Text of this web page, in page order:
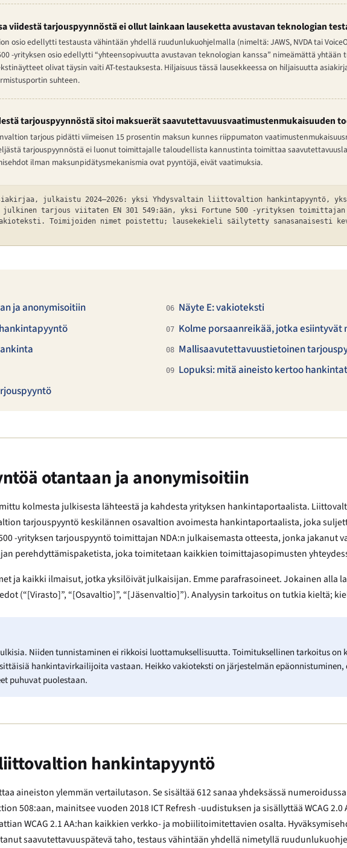
viidestä tarjouspyynnöstä ei ollut lainkaan lauseketta avustavan teknologian
osio edellytti testausta vähintään yhdellä ruudunlukuohjelmalla (nimeltä: JAWS, NVDA tai
-yrityksen osio edellytti “yhteensopivuutta avustavan teknologian kanssa” nimeämättä yhtään
olivat täysin vaiti AT-testauksesta. Hiljaisuus tässä lausekkeessa on hiljaisuutta
suhteen.
tarjouspyynnöstä sitoi maksuerät saavutettavuusvaatimustenmukaisuuden
tarjous pidätti viimeisen 15 prosentin maksun kunnes riippumaton
tarjouspyynnöstä ei luonut toimittajalle taloudellista kannustinta toimittaa
ilman maksunpidätysmekanismia ovat pyyntöjä, eivät vaatimuksia.
julkaistu 2024–2026: yksi Yhdysvaltain liittovaltion hankintapyyntö,
tarjous viitaten EN 301 549:ään, yksi Fortune 500 -yrityksen
Toimijoiden nimet poistettu; lausekekieli säilytetty sanasanaisesti
ja anonymisoitiin 06 Näyte E: vakioteksti
07 Kolme porsaanreikää, jotka esiintyvät
08 Mallisaavutettavuustietoinen
09 Lopuksi: mitä aineisto kertoo
otantaan ja anonymisoitiin
kolmesta julkisesta lähteestä ja kahdesta yrityksen hankintaportaalista.
tarjouspyyntö keskilännen osavaltion avoimesta hankintaportaalista, joka
-yrityksen tarjouspyyntö toimittajan NDA:n julkaisemasta otteesta, jonka jakanut
perehdyttämispaketista, joka toimitetaan kaikkien toimittajasopimusten
ja kaikki ilmaisut, jotka yksilöivät julkaisijan. Emme parafrasoineet. Jokainen alla
(“[Virasto]”, “[Osavaltio]”, “[Jäsenvaltio]”). Analyysin tarkoitus on tutkia kieltä;
Niiden tunnistaminen ei rikkoisi luottamuksellisuutta. Toimituksellinen tarkoitus on
hankintavirkailijoita vastaan. Heikko vakioteksti on järjestelmän epäonnistuminen,
puhuvat puolestaan.
hankintapyyntö
aineiston ylemmän vertailutason. Se sisältää 612 sanaa yhdeksässä
508:aan, mainitsee vuoden 2018 ICT Refresh -uudistuksen ja sisällyttää WCAG
WCAG 2.1 AA:han kaikkien verkko- ja mobiilitoimitettavien osalta.
saavutettavuuspätevä taho, testaus vähintään yhdellä nimetyllä